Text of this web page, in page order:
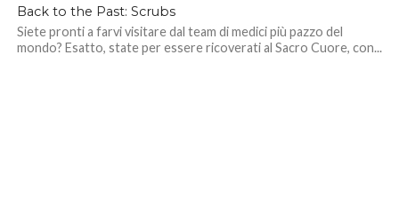
Back to the Past: Scrubs
Siete pronti a farvi visitare dal team di medici più pazzo del
mondo? Esatto, state per essere ricoverati al Sacro Cuore, con...